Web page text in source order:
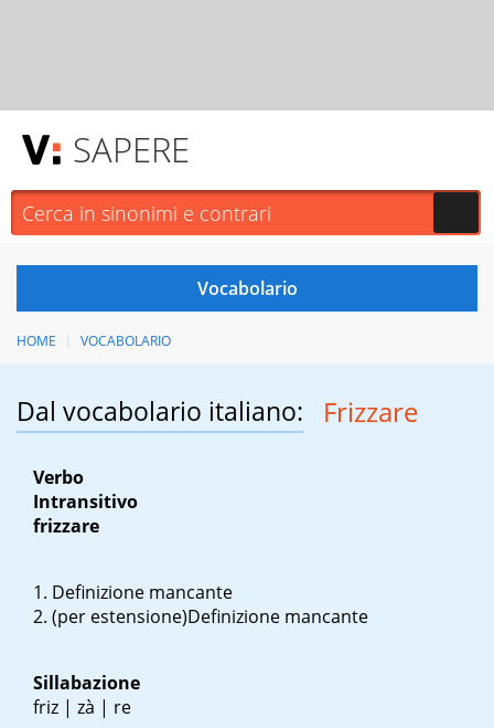
SAPERE
HOME VOCABOLARIO
Dal vocabolario italiano: Frizzare
Verbo
Intransitivo
frizzare
Definizione mancante
(per estensione)Definizione mancante
Sillabazione
friz | zà | re